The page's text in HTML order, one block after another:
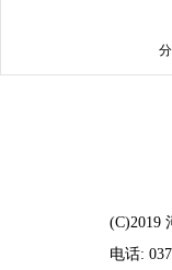
(C)2019
电话: